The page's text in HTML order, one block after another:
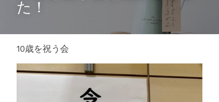
柳町小PTA 活動紹介
子供ビーチボール教室
PTAスポーツ部
た！
10歳を祝う会